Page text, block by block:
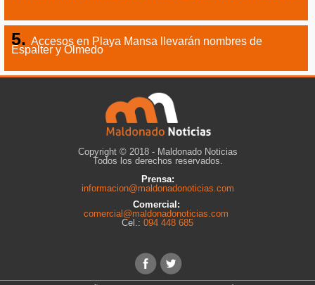
Accesos en Playa Mansa llevarán nombres de
Espalter y Olmedo
Copyright © 2018 - Maldonado Noticias
Todos los derechos reservados.
Prensa:
informacion@maldonadonoticias.com
Comercial:
comercial@maldonadonoticias.com
Cel.: 094 448 685